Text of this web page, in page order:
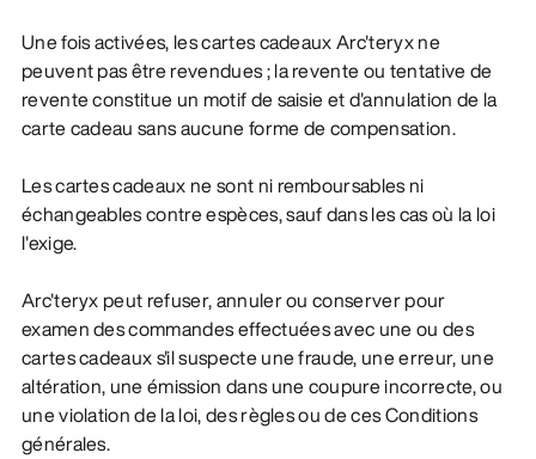
Une fois activées, les cartes cadeaux Arc'teryx ne
peuvent pas être revendues ; la revente ou tentative de
revente constitue un motif de saisie et d'annulation de la
carte cadeau sans aucune forme de compensation.
Les cartes cadeaux ne sont ni remboursables ni
échangeables contre espèces, sauf dans les cas où la loi
l'exige.
Arc'teryx peut refuser, annuler ou conserver pour
examen des commandes effectuées avec une ou des
cartes cadeaux s'il suspecte une fraude, une erreur, une
altération, une émission dans une coupure incorrecte, ou
une violation de la loi, des règles ou de ces Conditions
générales.